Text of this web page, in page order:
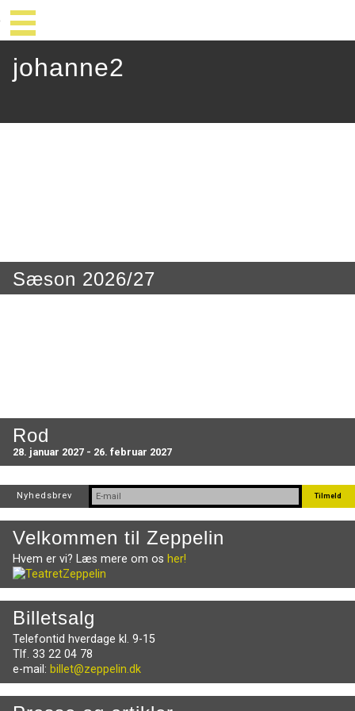
johanne2
Sæson 2026/27
Rod
28. januar 2027 - 26. februar 2027
Nyhedsbrev
Velkommen til Zeppelin
Hvem er vi? Læs mere om os her!
Billetsalg
Telefontid hverdage kl. 9-15
Tlf. 33 22 04 78
e-mail: billet@zeppelin.dk